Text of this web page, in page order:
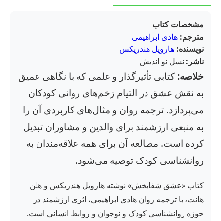
مشخصات کتاب
مترجم: هادی ابراهیمی
نویسنده: هارویل هندریکس
ناشر: نسل نو اندیش
خلاصه: کتابی تأثیرگذار و علمی که با نگاهی عمیق
به نقش عشق در التیام زخم‌های روانی کودکان
می‌پردازد. ترجمه روان و مثال‌های کاربردی آن را
به منبعی ارزشمند برای والدین و مشاوران تبدیل
کرده است. مطالعه آن برای همه علاقه‌مندان به
روانشناسی کودک توصیه می‌شود.
کتاب «عشق شفابخش» نوشته هارویل هندریکس و هلن
هانت، با ترجمه روان هادی ابراهیمی، اثری ارزشمند در
حوزه روانشناسی کودک و نوجوان و روابط انسانی است.